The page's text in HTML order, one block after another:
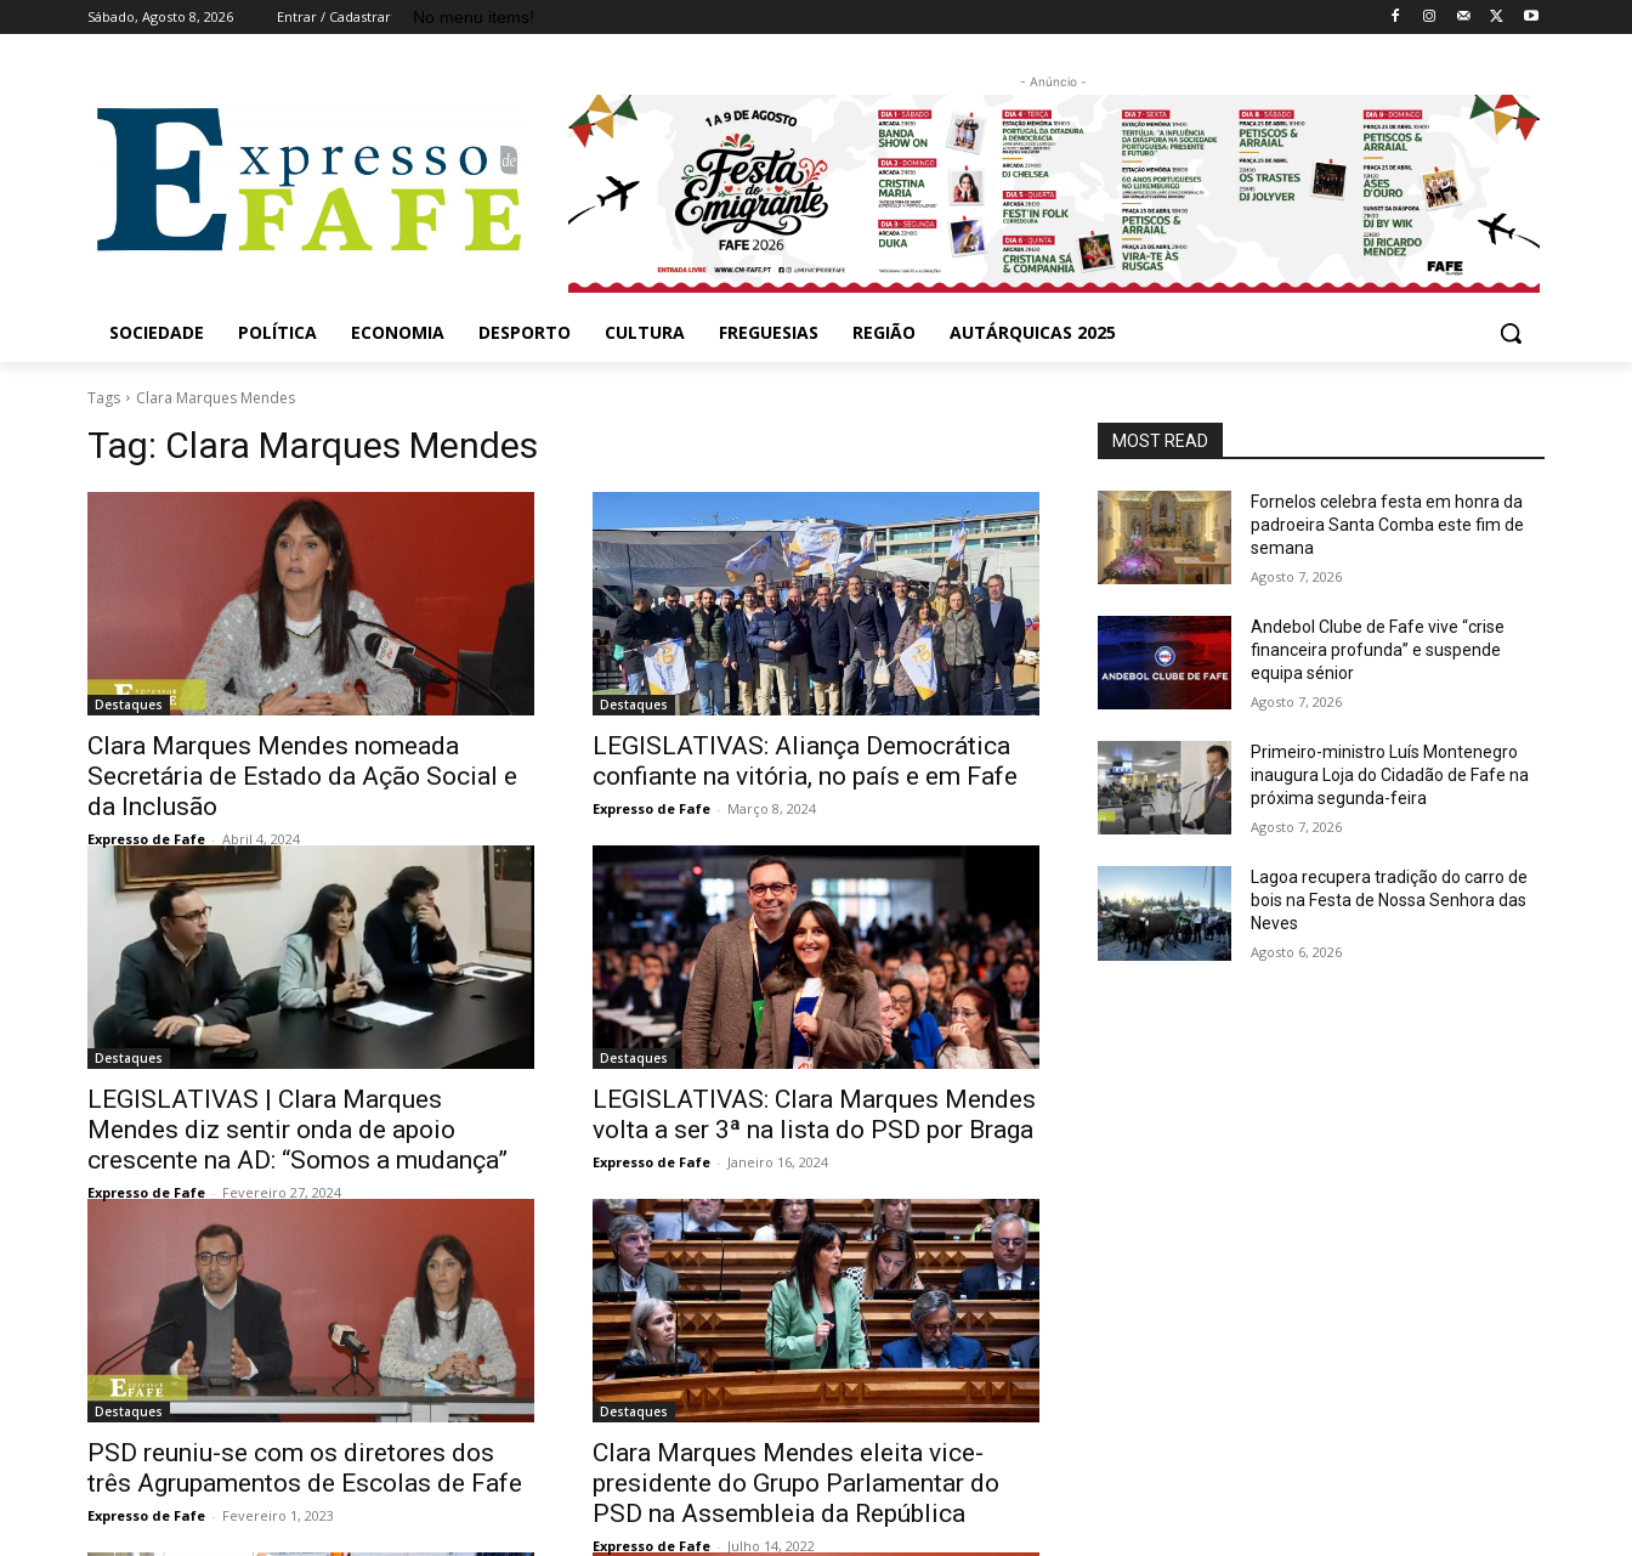
Sábado, Agosto 8, 2026 Entrar / Cadastrar No menu items!
- Anúncio -
SOCIEDADE POLÍTICA ECONOMIA DESPORTO CULTURA FREGUESIAS REGIÃO AUTÁRQUICAS 2025
Tags Clara Marques Mendes
Tag: Clara Marques Mendes
Destaques
Clara Marques Mendes nomeada
Secretária de Estado da Ação Social e
da Inclusão
Expresso de Fafe - Abril 4, 2024
Destaques
LEGISLATIVAS: Aliança Democrática
confiante na vitória, no país e em Fafe
Expresso de Fafe - Março 8, 2024
Destaques
LEGISLATIVAS | Clara Marques
Mendes diz sentir onda de apoio
crescente na AD: “Somos a mudança”
Expresso de Fafe - Fevereiro 27, 2024
Destaques
LEGISLATIVAS: Clara Marques Mendes
volta a ser 3ª na lista do PSD por Braga
Expresso de Fafe - Janeiro 16, 2024
Destaques
PSD reuniu-se com os diretores dos
três Agrupamentos de Escolas de Fafe
Expresso de Fafe - Fevereiro 1, 2023
Destaques
Clara Marques Mendes eleita vice-
presidente do Grupo Parlamentar do
PSD na Assembleia da República
Expresso de Fafe - Julho 14, 2022
MOST READ
Fornelos celebra festa em honra da
padroeira Santa Comba este fim de
semana
Agosto 7, 2026
Andebol Clube de Fafe vive “crise
financeira profunda” e suspende
equipa sénior
Agosto 7, 2026
Primeiro-ministro Luís Montenegro
inaugura Loja do Cidadão de Fafe na
próxima segunda-feira
Agosto 7, 2026
Lagoa recupera tradição do carro de
bois na Festa de Nossa Senhora das
Neves
Agosto 6, 2026